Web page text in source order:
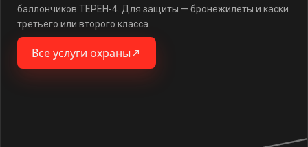
баллончиков ТЕРЕН-4. Для защиты — бронежилеты и каски
третьего или второго класса.
Все услуги охраны